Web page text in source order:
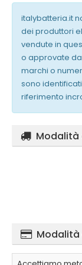
italybatteria.it
dei produttori
vendute in
o approvate
marchi o
sono
riferimento
Modalità